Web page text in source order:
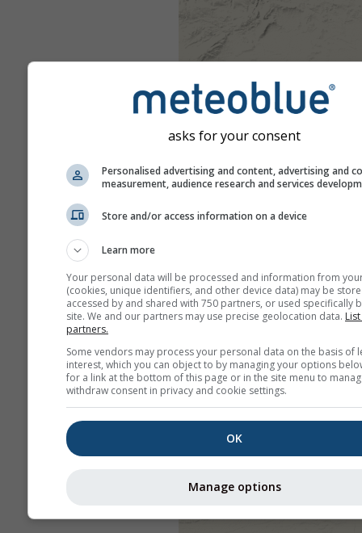
asks for your consent
Personalised advertising and content, advertising and
measurement, audience research and services
Store and/or access information on a device
Learn more
Your personal data will be processed and information from
(cookies, unique identifiers, and other device data) may be
accessed by and shared with 750 partners, or used specifically
site. We and our partners may use precise geolocation data.
partners.
Some vendors may process your personal data on the basis of
interest, which you can object to by managing your options
for a link at the bottom of this page or in the site menu to
withdraw consent in privacy and cookie settings.
OK
Manage options